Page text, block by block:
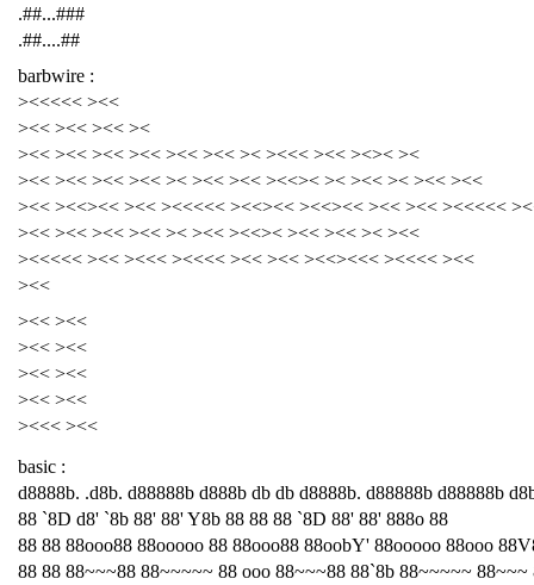
.##...###
.##....##
barbwire :
><<<<< ><<
><< ><< ><< ><
><< ><< ><< ><< ><< ><< >< ><<< ><< ><>< ><
><< ><< ><< ><< >< ><< ><< ><<>< >< ><< >< ><< ><<
><< ><<><< ><< ><<<<< ><<><< ><<><< ><< ><< ><<<<<
><< ><< ><< ><< >< ><< ><<>< ><< ><< >< ><<
><<<<< ><< ><<< ><<<< ><< ><< ><<><<< ><<<< ><<
><<
><< ><<
><< ><<
><< ><<
><< ><<
><<< ><<
basic :
d8888b. .d8b. d88888b d888b db db d8888b. d88888b d88888b
88 `8D d8' `8b 88' 88' Y8b 88 88 88 `8D 88' 88' 888o 88
88 88 88ooo88 88ooooo 88 88ooo88 88oobY' 88ooooo 88ooo
88 88 88~~~88 88~~~~~ 88 ooo 88~~~88 88`8b 88~~~~~ 88~~~